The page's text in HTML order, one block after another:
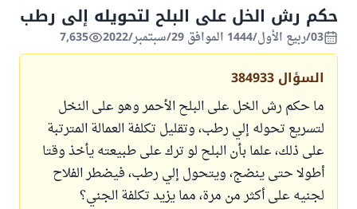
حكم رش الخل على البلح لتحويله إلى رطب
03/ربيع الأول/1444 الموافق 29/سبتمبر/2022 7,635
السؤال 384933
ما حكم رش الخل على البلح الأحمر وهو على النخل
لتسريع تحوله إلي رطب، وتقليل تكلفة العمالة المترتبة
على ذلك، علما بأن البلح لو ترك على طبيعته يأخذ وقتا
أطولا حتى ينضج، ويتحول إلي رطب، فيضطر الفلاح
لجنيه على أكثر من مرة، مما يزيد تكلفة الجني؟